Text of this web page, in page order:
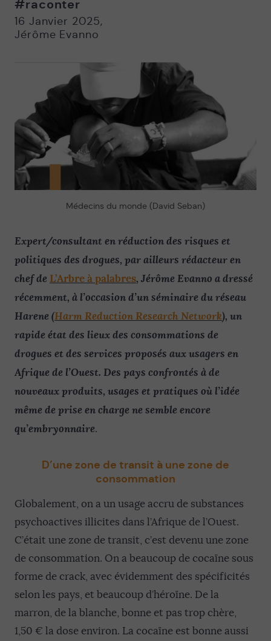
fenêtre
#raconter
16 Janvier 2025,
Jérôme Evanno
Médecins du monde (David Seban)
Expert/consultant en réduction des risques et
politiques des drogues, par ailleurs rédacteur en
chef de L’Arbre à palabres, Jérôme Evanno a dressé
récemment, à l’occasion d’un séminaire du réseau
Harene (Harm Reduction Research Network), un
rapide état des lieux des consommations de
drogues et des services proposés aux usagers en
Afrique de l’Ouest. Des pays confrontés à de
nouveaux produits, usages et pratiques où l’idée
même de prise en charge ne semble encore
qu’embryonnaire.
D’une zone de transit à une zone de
consommation
Globalement, on a un usage accru de substances
psychoactives illicites dans l’Afrique de l’Ouest.
C’était une zone de transit, c’est devenu une zone
de consommation. On a beaucoup de cocaïne sous
forme de crack, avec évidemment des spécificités
selon les pays, et beaucoup d’héroïne. De la
marron, de la blanche, bonne et pas trop chère,
1,50 € la dose environ. La cocaïne est bonne aussi